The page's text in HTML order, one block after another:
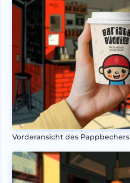
Vorderansicht des Pappbechers